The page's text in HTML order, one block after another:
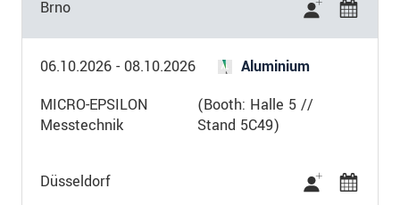
Brno
06.10.2026 - 08.10.2026 Aluminium
Düsseldorf
MICRO-EPSILON
Messtechnik
(Booth: Halle 5 //
Stand 5C49)